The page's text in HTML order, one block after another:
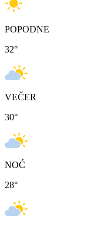
POPODNE
32°
VEČER
30°
NOĆ
28°